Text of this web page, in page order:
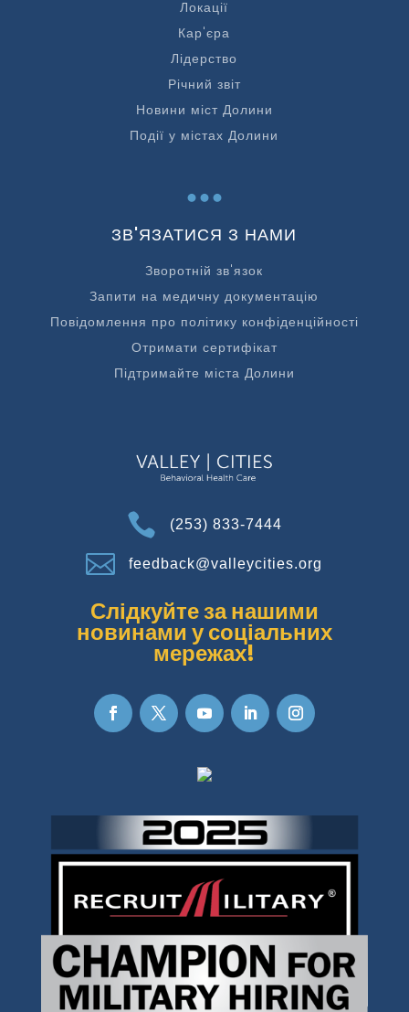
Локації
Кар'єра
Лідерство
Річний звіт
Новини міст Долини
Події у містах Долини
...
ЗВ'ЯЗАТИСЯ З НАМИ
Зворотній зв'язок
Запити на медичну документацію
Повідомлення про політику конфіденційності
Отримати сертифікат
Підтримайте міста Долини
 (253) 833-7444
 feedback@valleycities.org
Слідкуйте за нашими
новинами у соціальних
мережах!